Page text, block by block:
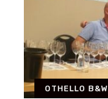
OTHELLO B&W